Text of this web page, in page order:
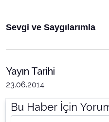
Sevgi ve Saygılarımla
Yayın Tarihi
23.06.2014
Bu Haber İçin